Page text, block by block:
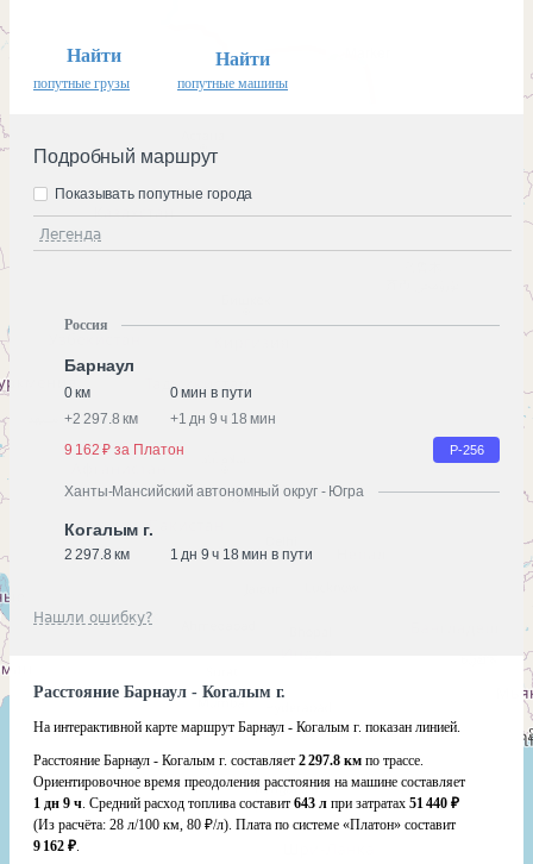
Найти
попутные грузы
Найти
попутные машины
Подробный маршрут
Легенда
Показывать попутные города
Россия
Барнаул
0 км
0 мин в пути
+2 297.8 км +1 дн 9 ч 18 мин
9 162 ₽ за Платон
Р-256
Ханты-Мансийский автономный округ - Югра
Когалым г.
2 297.8 км 1 дн 9 ч 18 мин в пути
Нашли ошибку?
Расстояние Барнаул - Когалым г.
На интерактивной карте маршрут Барнаул - Когалым г. показан линией.
Расстояние Барнаул - Когалым г. составляет 2 297.8 км по трассе.
Ориентировочное время преодоления расстояния на машине составляет
1 дн 9 ч. Средний расход топлива составит 643 л при затратах 51 440 ₽
(Из расчёта: 28 л/100 км, 80 ₽/л). Плата по системе «Платон» составит
9 162 ₽.